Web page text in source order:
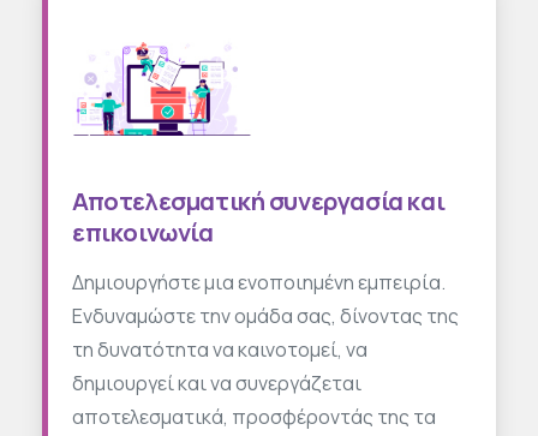
Αποτελεσματική συνεργασία και
επικοινωνία
Δημιουργήστε μια ενοποιημένη εμπειρία.
Ενδυναμώστε την ομάδα σας, δίνοντας της
τη δυνατότητα να καινοτομεί, να
δημιουργεί και να συνεργάζεται
αποτελεσματικά, προσφέροντάς της τα